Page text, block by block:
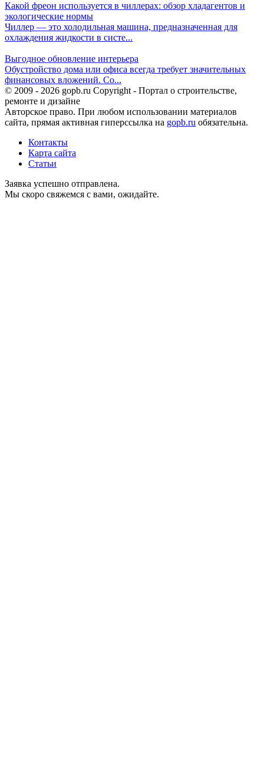
Какой фреон используется в чиллерах: обзор хладагентов и
экологические нормы
Чиллер — это холодильная машина, предназначенная для
охлаждения жидкости в систе...
Выгодное обновление интерьера
Обустройство дома или офиса всегда требует значительных
финансовых вложений. Со...
© 2009 - 2026 gopb.ru Copyright - Портал о строительстве,
ремонте и дизайне
Авторское право. При любом использовании материалов
сайта, прямая активная гиперссылка на gopb.ru обязательна.
Контакты
Карта сайта
Статьи
Заявка успешно отправлена.
Мы скоро свяжемся с вами, ожидайте.